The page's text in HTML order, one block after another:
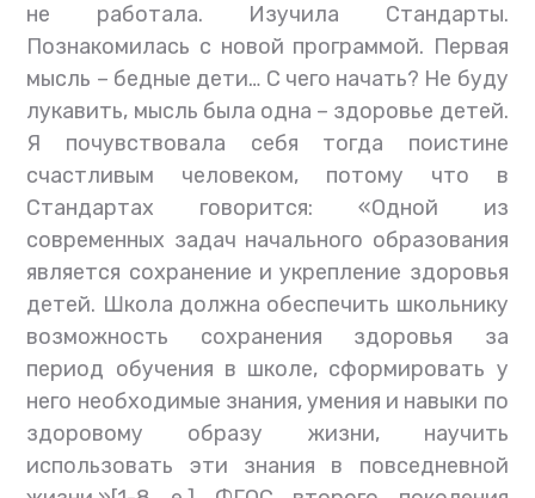
не работала. Изучила Стандарты.
Познакомилась с новой программой. Первая
мысль – бедные дети… С чего начать? Не буду
лукавить, мысль была одна – здоровье детей.
Я почувствовала себя тогда поистине
счастливым человеком, потому что в
Стандартах говорится: «Одной из
современных задач начального образования
является сохранение и укрепление здоровья
детей. Школа должна обеспечить школьнику
возможность сохранения здоровья за
период обучения в школе, сформировать у
него необходимые знания, умения и навыки по
здоровому образу жизни, научить
использовать эти знания в повседневной